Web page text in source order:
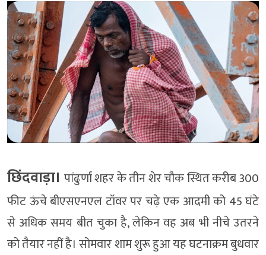
छिंदवाड़ा। पांढुर्णा शहर के तीन शेर चौक स्थित करीब 300
फीट ऊंचे बीएसएनएल टॉवर पर चढ़े एक आदमी को 45 घंटे
से अधिक समय बीत चुका है, लेकिन वह अब भी नीचे उतरने
को तैयार नहीं है। सोमवार शाम शुरू हुआ यह घटनाक्रम बुधवार